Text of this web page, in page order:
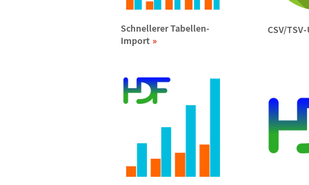
Schnellerer Tabellen-
Import
CSV/